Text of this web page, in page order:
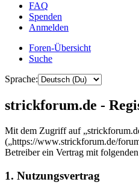
FAQ
Spenden
Anmelden
Foren-Übersicht
Suche
Sprache:
strickforum.de -
Mit dem Zugriff auf
(„https://www.strickforum.de/
Betreiber ein Vertrag mit
1. Nutzungsvertrag